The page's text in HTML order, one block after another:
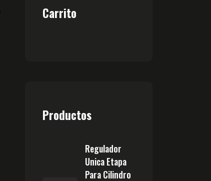
Carrito
Productos
Regulador
Unica Etapa
Para Cilindro